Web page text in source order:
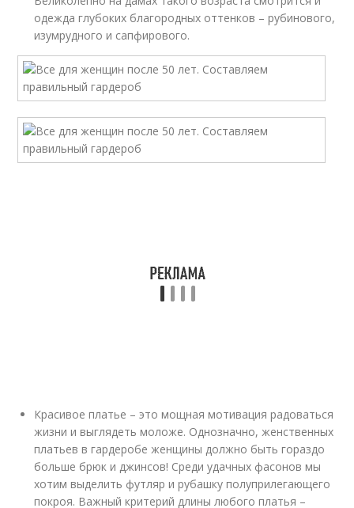
одежда глубоких благородных оттенков – рубинового,
изумрудного и сапфирового.
Красивое платье – это мощная мотивация радоваться
жизни и выглядеть моложе. Однозначно, женственных
платьев в гардеробе женщины должно быть гораздо
больше брюк и джинсов! Среди удачных фасонов мы
хотим выделить футляр и рубашку полуприлегающего
покроя. Важный критерий длины любого платья –